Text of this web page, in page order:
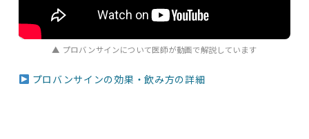
▲ プロバンサインについて医師が動画で解説しています
プロバンサインの効果・飲み方の詳細